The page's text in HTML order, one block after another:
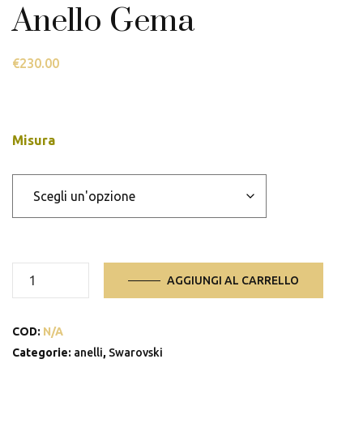
Anello Gema
€230.00
Misura
Anello
AGGIUNGI AL CARRELLO
COD: N/A
Categorie: anelli, Swarovski